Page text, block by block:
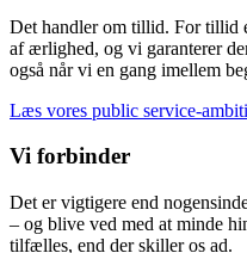
Det handler om tillid. For tillid
af ærlighed, og vi garanterer
også når vi en gang imellem
Læs vores public service-
Vi forbinder
Det er vigtigere end
– og blive ved med at minde
tilfælles, end der skiller os ad.